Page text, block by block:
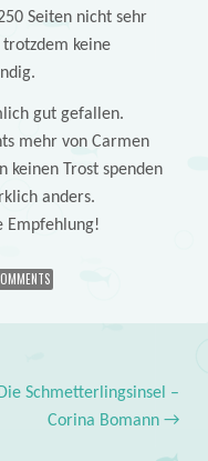
Seiten nicht sehr
keine
gut gefallen.
mehr von Carmen
keinen Trost spenden
anders.
Empfehlung!
Schmetterlingsinsel –
Corina Bomann→